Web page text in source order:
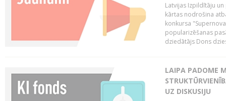
Latvijas Izpildītāju
kārtas nodrošina
konkursa
popularizēšanas
dziedātājs Dons
LAIPA PADOME
UZ DISKUSIJU